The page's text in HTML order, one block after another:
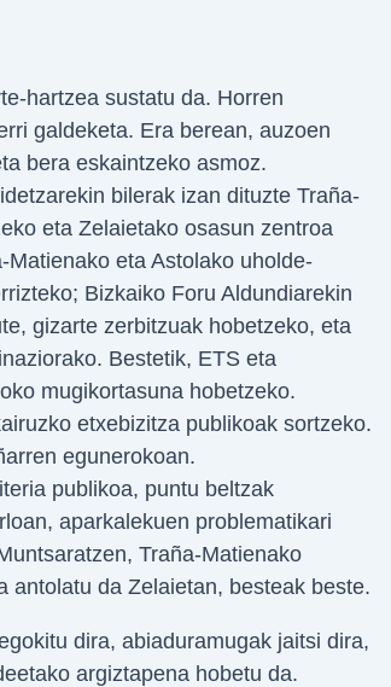
hartzea sustatu da. Horren
galdeketa. Era berean, auzoen
bera eskaintzeko asmoz.
bilerak izan dituzte Traña-
eta Zelaietako osasun zentroa
eta Astolako uholde-
Bizkaiko Foru Aldundiarekin
gizarte zerbitzuak hobetzeko, eta
Bestetik, ETS eta
mugikortasuna hobetzeko.
etxebizitza publikoak sortzeko.
egunerokoan.
publikoa, puntu beltzak
aparkalekuen problematikari
Traña-Matienako
antolatu da Zelaietan, besteak beste.
dira, abiaduramugak jaitsi dira,
argiztapena hobetu da.